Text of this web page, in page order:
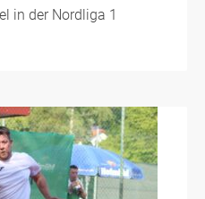
in der Nordliga 1